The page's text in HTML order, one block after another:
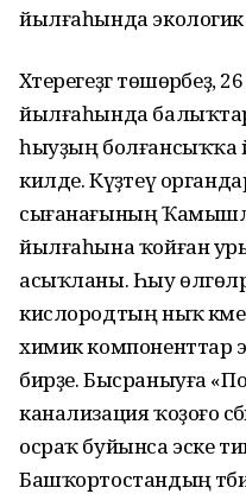
йылғаһында экологик
Хәтерегеҙгә төшөрәбеҙ,
йылғаһында
һыуҙың болғансыҡҡа
килде. Күҙәтеү
сығанағының
йылғаһына ҡойған
асыҡланы. Һыу
кислородтың ныҡ
химик компоненттар
бирҙе. Бысраныуға
канализация ҡоҙоғо
осраҡ буйынса эске
Башҡортостандың